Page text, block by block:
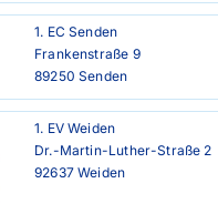
1. EC Senden
Frankenstraße 9
89250 Senden
1. EV Weiden
Dr.-Martin-Luther-Straße 2
92637 Weiden